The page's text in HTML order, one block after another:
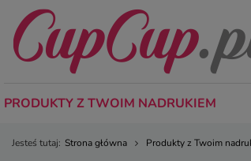
PRODUKTY Z TWOIM NADRUKIEM
Jesteś tutaj: Strona główna Produkty z Twoim